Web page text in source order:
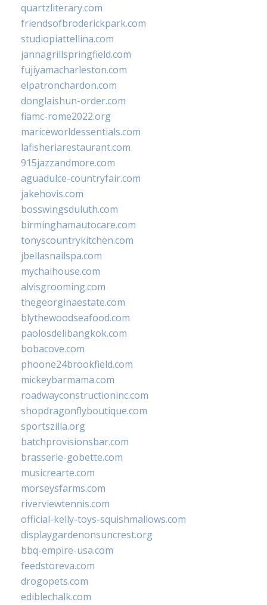
quartzliterary.com
friendsofbroderickpark.com
studiopiattellina.com
jannagrillspringfield.com
fujiyamacharleston.com
elpatronchardon.com
donglaishun-order.com
fiamc-rome2022.org
mariceworldessentials.com
lafisheriarestaurant.com
915jazzandmore.com
aguadulce-countryfair.com
jakehovis.com
bosswingsduluth.com
birminghamautocare.com
tonyscountrykitchen.com
jbellasnailspa.com
mychaihouse.com
alvisgrooming.com
thegeorginaestate.com
blythewoodseafood.com
paolosdelibangkok.com
bobacove.com
phoone24brookfield.com
mickeybarmama.com
roadwayconstructioninc.com
shopdragonflyboutique.com
sportszilla.org
batchprovisionsbar.com
brasserie-gobette.com
musicrearte.com
morseysfarms.com
riverviewtennis.com
official-kelly-toys-squishmallows.com
displaygardenonsuncrest.org
bbq-empire-usa.com
feedstoreva.com
drogopets.com
ediblechalk.com